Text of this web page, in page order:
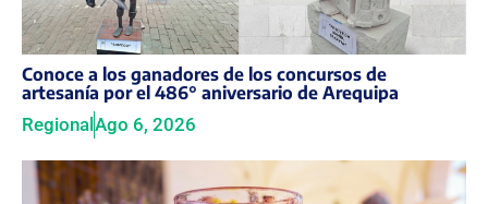
Conoce a los ganadores de los concursos de
artesanía por el 486° aniversario de Arequipa
RegionalAgo 6, 2026